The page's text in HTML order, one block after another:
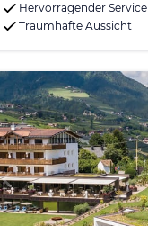
Hervorragender Service
Traumhafte Aussicht